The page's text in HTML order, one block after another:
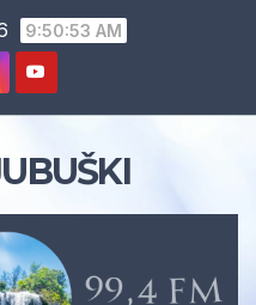
9:50:54 AM